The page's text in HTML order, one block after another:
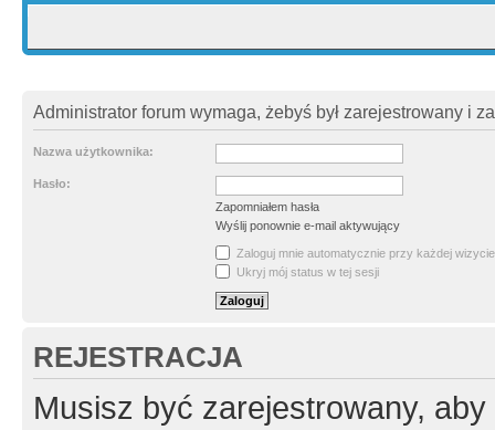
Administrator forum wymaga, żebyś był zarejestrowany i
Nazwa użytkownika:
Hasło:
Zapomniałem hasła
Wyślij ponownie e-mail aktywujący
Zaloguj mnie automatycznie przy każdej wizycie
Ukryj mój status w tej sesji
REJESTRACJA
Musisz być zarejestrowany,